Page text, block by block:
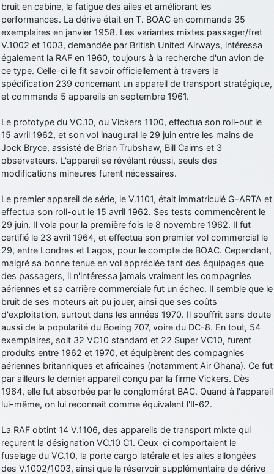
mahmoud: bonsoir, très instructif ce site .mais nous aimerions avoir
les photo des anciens appareils de l'armée de l'air de la haute -volta
d9pouces: Ça me casse quand même bien les pieds, j’avoue
jericho: Pour moi tout est à nouveau OK dirait-on… Merci à toi.
d9pouces
: En espérant n’avoir coupé les accessoires de personne
au passage !
un peu mieux
d9pouces: cette fois, c'est le Brésil et Singapour qui mettent le site
par terre
jericho: Ah ben je peux te confirmer que j'étais resté dans le filtre…
d9pouces : Désolé ! Mon filtrage a été un peu trop violent
manifestement
tout voir
bruit en cabine, la fatigue des ailes et améliorant les
performances. La dérive était en T. BOAC en commanda 35
exemplaires en janvier 1958. Les variantes mixtes passager/fret
V.1002 et 1003, demandée par British United Airways, intéressa
également la RAF en 1960, toujours à la recherche d'un avion de
ce type. Celle-ci le fit savoir officiellement à travers la
spécification 239 concernant un appareil de transport stratégique,
et commanda 5 appareils en septembre 1961.
Le prototype du VC.10, ou Vickers 1100, effectua son roll-out le
15 avril 1962, et son vol inaugural le 29 juin entre les mains de
Jock Bryce, assisté de Brian Trubshaw, Bill Cairns et 3
observateurs. L'appareil se révélant réussi, seuls des
modifications mineures furent nécessaires.
Le premier appareil de série, le V.1101, était immatriculé G-ARTA et
effectua son roll-out le 15 avril 1962. Ses tests commencèrent le
29 juin. Il vola pour la première fois le 8 novembre 1962. Il fut
certifié le 23 avril 1964, et effectua son premier vol commercial le
29, entre Londres et Lagos, pour le compte de BOAC. Cependant,
malgré sa bonne tenue en vol appréciée tant des équipages que
des passagers, il n'intéressa jamais vraiment les compagnies
aériennes et sa carrière commerciale fut un échec. Il semble que le
bruit de ses moteurs ait pu jouer, ainsi que ses coûts
d'exploitation, surtout dans les années 1970. Il souffrit sans doute
aussi de la popularité du Boeing 707, voire du DC-8. En tout, 54
exemplaires, soit 32 VC10 standard et 22 Super VC10, furent
produits entre 1962 et 1970, et équipèrent des compagnies
aériennes britanniques et africaines (notamment Air Ghana). Ce fut
par ailleurs le dernier appareil conçu par la firme Vickers. Dès
1964, elle fut absorbée par le conglomérat BAC. Quand à l'appareil
lui-même, on lui reconnait comme équivalent l'Il-62.
La RAF obtint 14 V.1106, des appareils de transport mixte qui
reçurent la désignation VC.10 C1. Ceux-ci comportaient le
fuselage du VC.10, la porte cargo latérale et les ailes allongées
des V.1002/1003, ainsi que le réservoir supplémentaire de dérive